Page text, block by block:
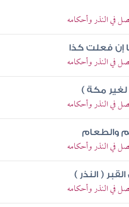
في النذر وأحكامه
إن فعلت كذا
في النذر وأحكامه
لغير مكة )
في النذر وأحكامه
والطعام
في النذر وأحكامه
( النذر )
في النذر وأحكامه